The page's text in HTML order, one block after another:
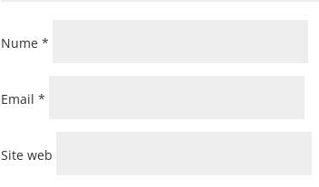
Nume *
Email *
Site web